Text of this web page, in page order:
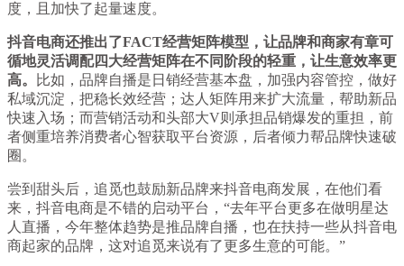
度，且加快了起量速度。
抖音电商还推出了FACT经营矩阵模型，让品牌和商家有章可
循地灵活调配四大经营矩阵在不同阶段的轻重，让生意效率更
高。
比如，品牌自播是日销经营基本盘，加强内容管控，做好
私域沉淀，把稳长效经营；达人矩阵用来扩大流量，帮助新品
快速入场；而营销活动和头部大V则承担品销爆发的重担，前
者侧重培养消费者心智获取平台资源，后者倾力帮品牌快速破
圈。
尝到甜头后，追觅也鼓励新品牌来抖音电商发展，在他们看
来，抖音电商是不错的启动平台，“去年平台更多在做明星达
人直播，今年整体趋势是推品牌自播，也在扶持一些从抖音电
商起家的品牌，这对追觅来说有了更多生意的可能。”